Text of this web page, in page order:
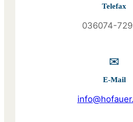
Telefax
036074-
✉️
E-Mail